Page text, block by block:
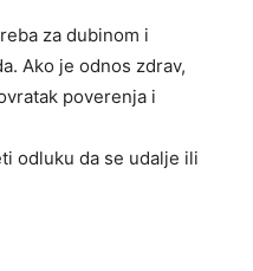
za dubinom i
Ako je odnos zdrav,
poverenja i
odluku da se udalje ili